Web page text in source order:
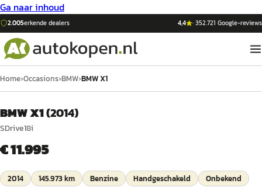
Ga naar inhoud
2.005erkende dealers 4,4 ·352.721 Google-reviews
Home›Occasions›BMW›BMW X1
BMW X1(2014)
SDrive18i
€ 11.995
2014 145.973 km Benzine Handgeschakeld Onbekend